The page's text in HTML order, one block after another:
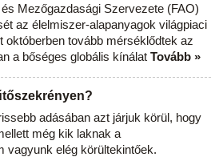
Mezőgazdasági Szervezete (FAO)
az élelmiszer-alapanyagok világpiaci
októberben tovább mérséklődtek az
a bőséges globális kínálat Tovább »
adásában azt járjuk körül, hogy
még kik laknak a
vagyunk elég körültekintőek.